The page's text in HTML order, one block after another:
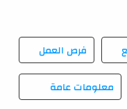
فرص العمل
معلومات عامة